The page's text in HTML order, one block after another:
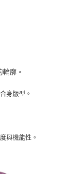
輪廓 。
身版型 。
與機能性 。